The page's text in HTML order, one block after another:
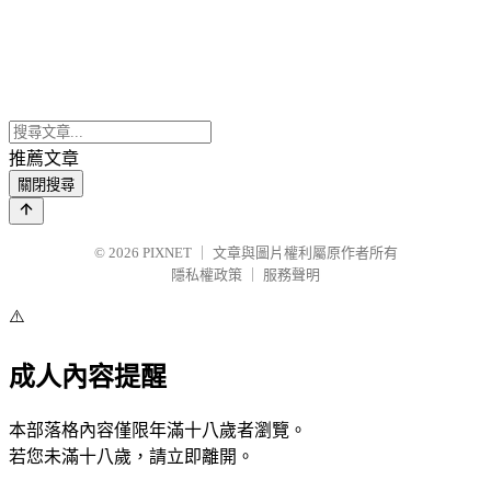
推薦文章
關閉搜尋
© 2026 PIXNET
文章與圖片權利屬原作者所有
隱私權政策
服務聲明
⚠️
成人內容提醒
本部落格內容僅限年滿十八歲者瀏覽。
若您未滿十八歲，請立即離開。